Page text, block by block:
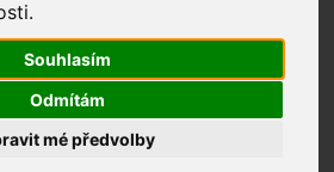
Souhlasím
Odmítám
mé předvolby